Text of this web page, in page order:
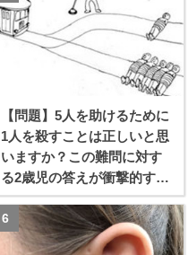
【問題】5人を助けるために
1人を殺すことは正しいと思
いますか？この難問に対す
る2歳児の答えが衝撃的すぎ
る！！